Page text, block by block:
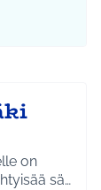
on
sä…